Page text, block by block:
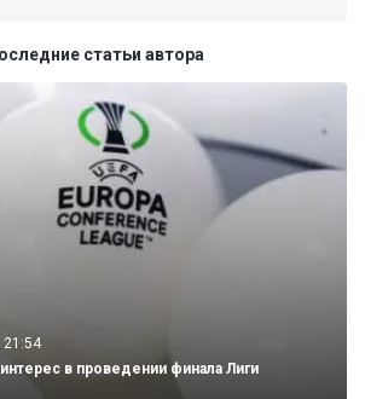
статьи автора
21:54
в проведении финала Лиги